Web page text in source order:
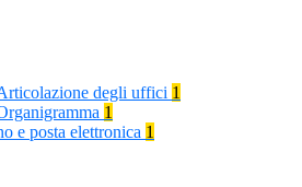
degli uffici 1
1
e posta elettronica 1